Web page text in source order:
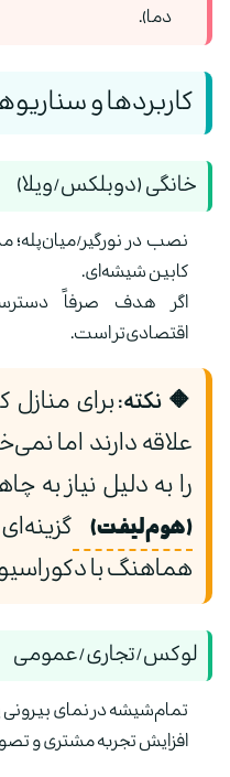
دما).
کاربردها و
خانگی (دوبلکس/ویلا)
نصب در نورگیر/
کابین شیشه‌ای.
اگر هدف صرفاً
اقتصادی‌تر است.
🔶 نکته:برای
علاقه دارند اما
را به دلیل نیاز به
(هوم‌لیفت)
هماهنگ با
لوکس/تجاری/عمومی
تمام‌شیشه در نمای بیرونی
افزایش تجربه مشتری و